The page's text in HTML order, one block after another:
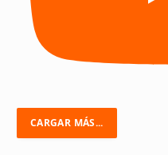
CARGAR MÁS...